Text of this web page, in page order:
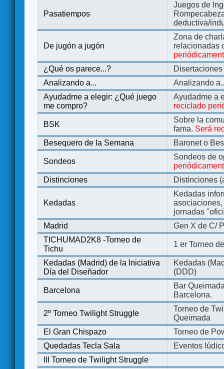
Pasatiempos
Juegos de
deductiva/
De jugón a jugón
Zona de
relacionadas
¿Qué os parece...?
Analizando a...
Analizando
Ayudadme a elegir: ¿Qué juego
me compro?
Ayudadme a
reciclado
BSK
Sobre la
fama. Será
Besequero de la Semana
Baronet o
Sondeos
Sondeos de
Distinciones
Distinciones
Kedadas
Kedadas
jornadas
Madrid
Gen X de C/
TICHUMAD2K8 -Torneo de
Tichu
1 er Torneo
Kedadas (Madrid) de la Iniciativa
Día del Diseñador
Kedadas
(DDD)
Barcelona
Bar
Barcelona.
2º Torneo Twilight Struggle
Torneo de
Queimada
El Gran Chispazo
Torneo de
Quedadas Tecla Sala
Eventos
III Torneo de Twilight Struggle